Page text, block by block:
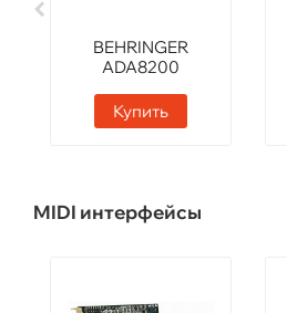
BEHRINGER
ADA8200
Купить
MIDI интерфейсы